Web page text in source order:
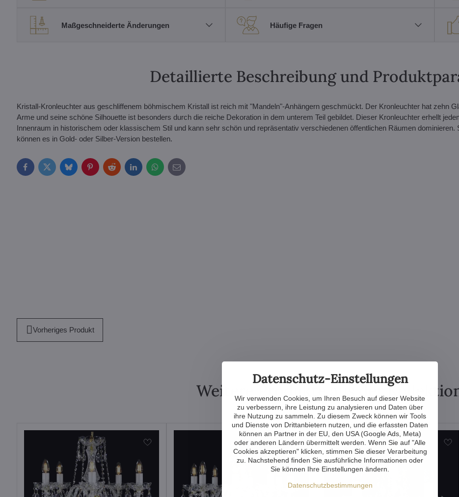
Maßgeschneiderte Änderungen Häufige Fragen
Detaillierte Beschreibung und
Kristall-Kronleuchter aus geschliffenem böhmischem Kristall ist reich mit "Mandeln"-Anhängern geschmückt. Der Kronleuchter hat zehn
Arme und seine schöne Silhouette ist besonders durch die reiche Dekoration in dem unterem Teil gebildet. Dieser Kronleuchter erhellt
Innenraum in historischem oder klassischem Stil und kann sehr schön und repräsentativ verschiedenen öffentlichen Räumen dominieren.
können es in Gold- oder Silber-Version bestellen.
FacebookTwitterBlueskyPinterestRedditLinkedInWhatsApp
E-
mail
Vorheriges Produkt
Weitere Produkte aus der
Datenschutz-Einstellungen
Wir verwenden Cookies, um Ihren Besuch auf dieser Website
zu verbessern, ihre Leistung zu analysieren und Daten über
ihre Nutzung zu sammeln. Zu diesem Zweck können wir Tools
und Dienste von Drittanbietern nutzen, und die erfassten Daten
können an Partner in der EU, den USA (Google Ads, Meta)
oder anderen Ländern übermittelt werden. Wenn Sie auf "Alle
Cookies akzeptieren" klicken, stimmen Sie dieser Verarbeitung
zu. Nachstehend finden Sie ausführliche Informationen oder
Sie können Ihre Einstellungen ändern.
Datenschutzbestimmungen